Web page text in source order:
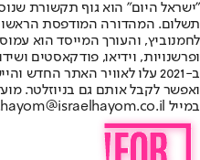
"ישראל היום" הוא גוף תקשורת
ופרשנויות, וידיאו, פודקאסטים
ב-2021 עלו לאוויר האתר
ואפשר לקבל אותם גם בניוזלטר.
במייל hayom@israelhayom.co.il.